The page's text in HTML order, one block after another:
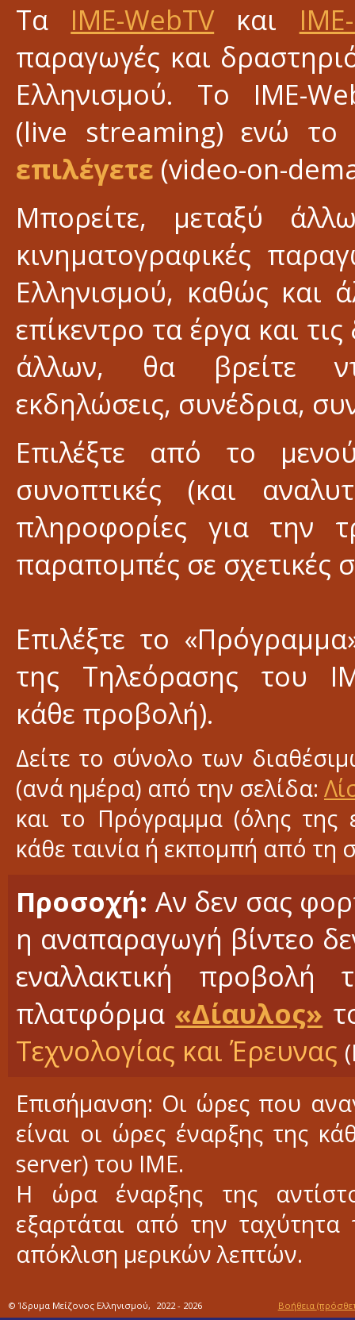
Τα IME-WebTV και
παραγωγές και
Ελληνισμού. Το IME-
(live streaming) ενώ το
επιλέγετε (video-on-
Μπορείτε, μεταξύ
κινηματογραφικές
Ελληνισμού, καθώς και
επίκεντρο τα έργα και
άλλων, θα βρείτε
εκδηλώσεις, συνέδρια,
Επιλέξτε από το
συνοπτικές (και
πληροφορίες για την
παραπομπές σε σχετικές
Επιλέξτε το
της Τηλεόρασης του
κάθε προβολή).
Δείτε το σύνολο των
(ανά ημέρα) από την σελίδα:
και το Πρόγραμμα (όλης της
κάθε ταινία ή εκπομπή από τη
Προσοχή: Αν δεν σας
η αναπαραγωγή βίντεο
εναλλακτική
πλατφόρμα «Δίαυλος»
Τεχνολογίας και Έρευνας
Επισήμανση: Οι ώρες που
είναι οι ώρες έναρξης της
server) του ΙΜΕ.
Η ώρα έναρξης της
εξαρτάται από την
απόκλιση μερικών λεπτών.
© Ίδρυμα Μείζονος Ελληνισμού, 2022 - 2026 Βοήθεια